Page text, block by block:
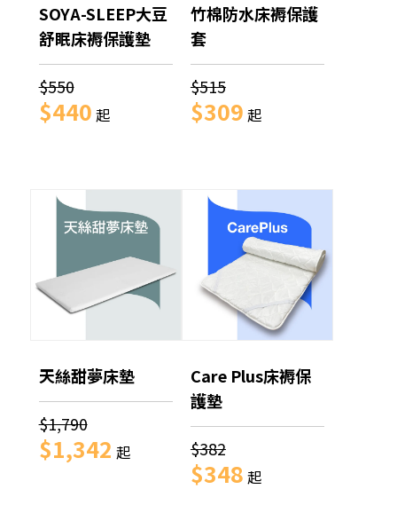
SOYA-SLEEP大豆
舒眠床褥保護墊
$550
$440 起
竹棉防水床褥保護
套
$515
$309 起
天絲甜夢床墊
$1,790
$1,342 起
Care Plus床褥保
護墊
$382
$348 起